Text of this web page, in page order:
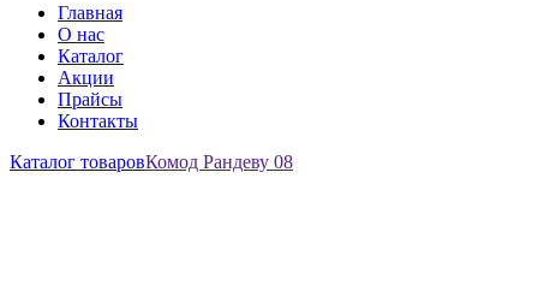
Главная
О нас
Каталог
Акции
Прайсы
Контакты
Каталог товаровКомод Рандеву 08